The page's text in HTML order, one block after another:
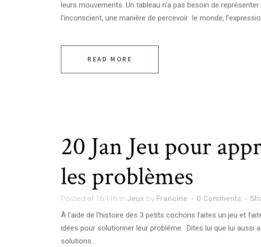
leurs mouvements. Un tableau n'a pas besoin de
l'inconscient, une manière de percevoir le monde,
READ MORE
20 Jan Jeu pour
les problèmes
Posted at 16:11h in Jeux by Francine 0 Comments
À l'aide de l'histoire des 3 petits cochons faites un jeu et
idées pour solutionner leur probléme. Dites lui que lui aussi
solutions...